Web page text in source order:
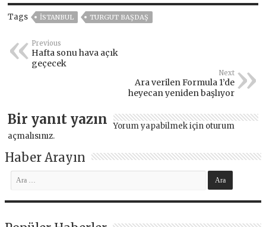
Tags ISTANBUL TURGUT BAŞDAŞ
Previous
Hafta sonu hava açık
geçecek
Next
Ara verilen Formula 1’de
heyecan yeniden başlıyor
Bir yanıt yazın Yorum yapabilmek için oturum
açmalısınız.
Haber Arayın